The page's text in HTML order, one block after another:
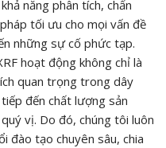
năng phân tích, chẩn
tối ưu cho mọi vấn đề
những sự cố phức tạp.
hoạt động không chỉ là
quan trọng trong dây
đến chất lượng sản
vị. Do đó, chúng tôi luôn
đào tạo chuyên sâu, chia